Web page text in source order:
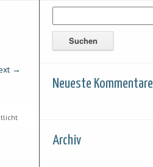
→
Neueste Kommentare
Archiv